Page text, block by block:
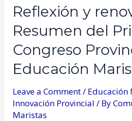
Reflexión y
Resumen del
Congreso
Educación
Leave a Comment/ Educación
Innovación Provincial / By
Maristas